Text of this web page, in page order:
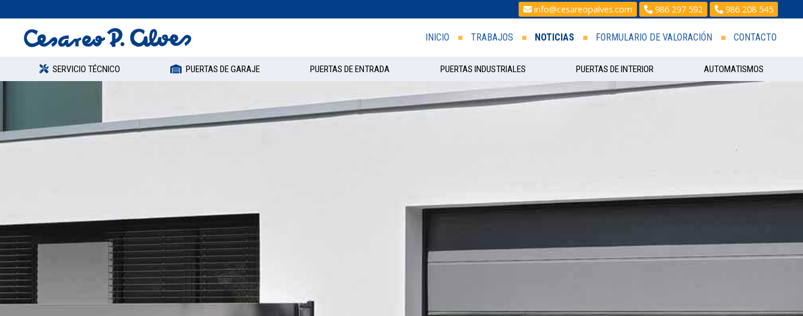
info@cesareopalves.com 986 297 592 986 208 545
INICIO TRABAJOS NOTICIAS FORMULARIO DE VALORACIÓN CONTACTO
SERVICIO TÉCNICO PUERTAS DE GARAJE PUERTAS DE ENTRADA PUERTAS INDUSTRIALES PUERTAS DE INTERIOR AUTOMATISMOS